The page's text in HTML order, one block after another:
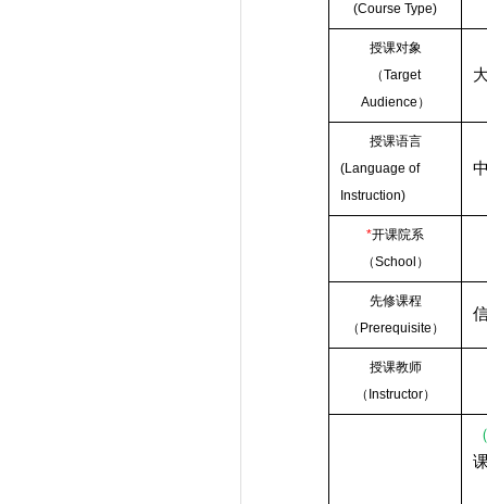
(Course Type)
授课对象
（Target
Audience ）
授课语言
(Language of
Instruction)
*开课院系
（School ）
先修课程
（ Prerequisite ）
授课教师
（ Instructor）